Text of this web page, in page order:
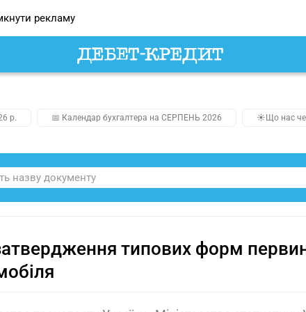
рекламу
р. 📅 Календар бухгалтера на СЕРПЕНЬ 2026 ☀️Що нас
типових форм